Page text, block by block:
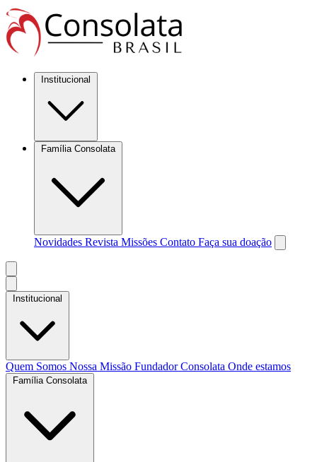
Institucional
Família Consolata
Novidades Revista Missões Contato Faça sua doação
Institucional
Quem Somos Nossa Missão FundadorConsolata Onde estamos
Família Consolata